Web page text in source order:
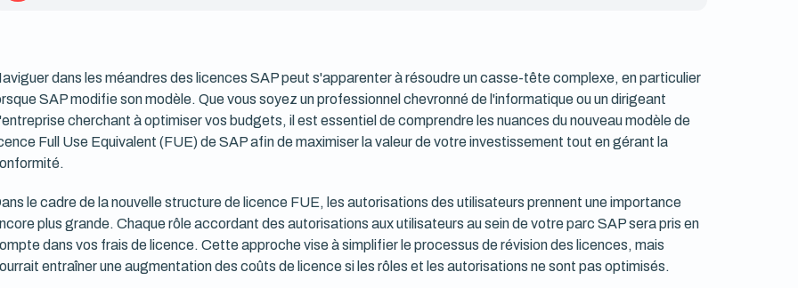
dans les méandres des licences SAP peut s'apparenter à résoudre un casse-tête complexe, en particulier
SAP modifie son modèle. Que vous soyez un professionnel chevronné de l'informatique ou un dirigeant
cherchant à optimiser vos budgets, il est essentiel de comprendre les nuances du nouveau modèle de
Full Use Equivalent (FUE) de SAP afin de maximiser la valeur de votre investissement tout en gérant la
le cadre de la nouvelle structure de licence FUE, les autorisations des utilisateurs prennent une importance
plus grande. Chaque rôle accordant des autorisations aux utilisateurs au sein de votre parc SAP sera pris en
dans vos frais de licence. Cette approche vise à simplifier le processus de révision des licences, mais
entraîner une augmentation des coûts de licence si les rôles et les autorisations ne sont pas optimisés.